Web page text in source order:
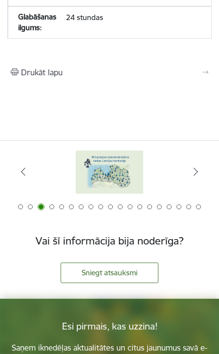
24 stundas
Drukāt lapu
Vai šī informācija bija noderīga?
Sniegt atsauksmi
Esi pirmais, kas uzzina!
Saņem iknedēļas aktualitātes un citus jaunumus savā e-